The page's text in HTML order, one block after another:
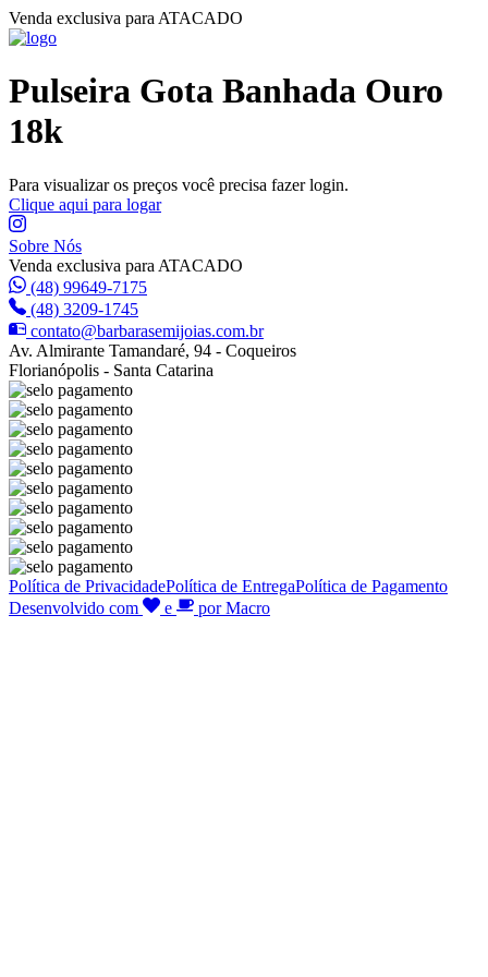
Venda exclusiva para ATACADO
Pulseira Gota Banhada Ouro
18k
Para visualizar os preços você precisa fazer login.
Clique aqui para logar
Sobre Nós
Venda exclusiva para ATACADO
(48) 99649-7175
(48) 3209-1745
contato@barbarasemijoias.com.br
Av. Almirante Tamandaré, 94 - Coqueiros
Florianópolis - Santa Catarina
Política de PrivacidadePolítica de EntregaPolítica de Pagamento
Desenvolvido com
e por Macro